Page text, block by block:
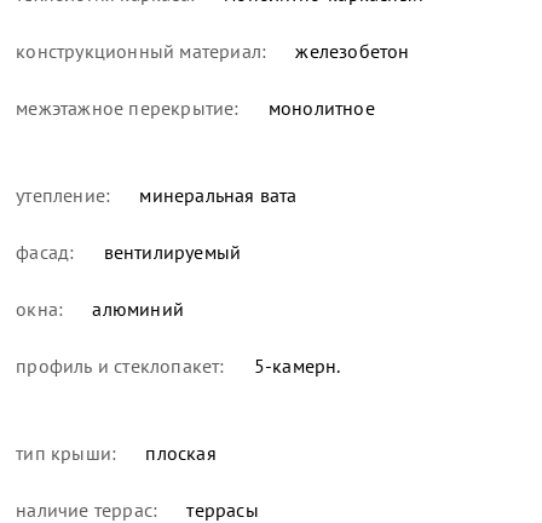
конструкционный материал: железобетон
межэтажное перекрытие: монолитное
утепление: минеральная вата
фасад: вентилируемый
окна: алюминий
профиль и стеклопакет: 5-камерн.
тип крыши: плоская
наличие террас: террасы